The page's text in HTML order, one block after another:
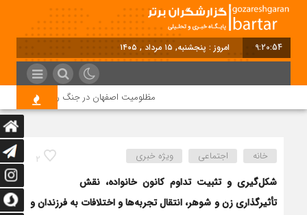
9:20:55 امروز : پنجشنبه, ۱۵ مرداد , ۱۴۰۵
مظلومیت اصفهان در جنگ رمضان
2 خانه اجتماعی ویژه خبری
شکل‌گیری و تثبیت تداوم کانون خانواده، نقش
تأثیرگذاری زن و شوهر، انتقال تجربه‌ها و اختلافات به فرزندان و